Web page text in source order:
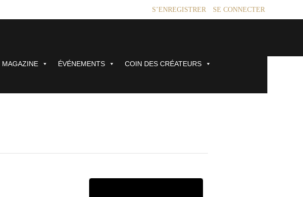
S’ENREGISTRER SE CONNECTER
MAGAZINE ÉVÉNEMENTS COIN DES CRÉATEURS